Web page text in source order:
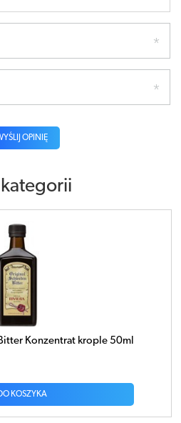
OPINIĘ
Konzentrat krople 50ml
KOSZYKA